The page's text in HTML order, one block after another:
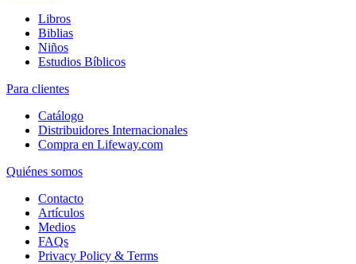
Libros
Biblias
Niños
Estudios Bíblicos
Para clientes
Catálogo
Distribuidores Internacionales
Compra en Lifeway.com
Quiénes somos
Contacto
Artículos
Medios
FAQs
Privacy Policy & Terms